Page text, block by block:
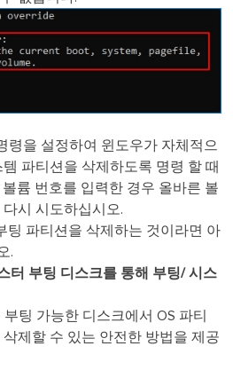
령을 설정하여 윈도우가 자체적으
파티션을 삭제하도록 명령 할 때
륨 번호를 입력한 경우 올바른 볼
시 시도하십시오.
팅 파티션을 삭제하는 것이라면 아
.
터 부팅 디스크를 통해 부팅/ 시스
팅 가능한 디스크에서 OS 파티
제할 수 있는 안전한 방법을 제공